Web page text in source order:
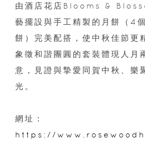
由酒店花店Blooms &
藝擺設與手工精製的月餅（4
餅）完美配搭，使中秋佳節更
象徵和諧團圓的套裝體現人月
意，見證與摯愛同賀中秋、樂
光。
網址：
https://